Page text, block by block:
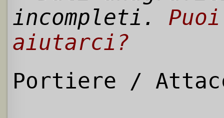
incompleti. Puoi
aiutarci?
Portiere /